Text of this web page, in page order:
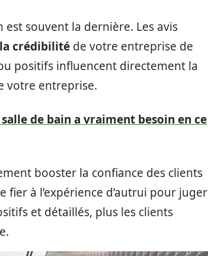
souvent la dernière. Les avis
crédibilité de votre entreprise de
positifs influencent directement la
votre entreprise.
de bain a vraiment besoin en ce
booster la confiance des clients
fier à l’expérience d’autrui pour juger
et détaillés, plus les clients